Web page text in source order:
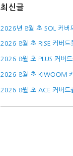
최신글
2026년 8월 초 SOL 커버
2026 8월 초 RISE 커버드
2026 8월 초 PLUS 커버
2026 8월 초 KIWOOM
2026 8월 초 ACE 커버드